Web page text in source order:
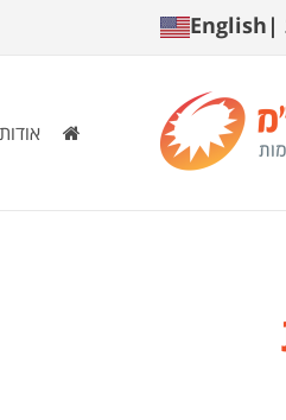
|
English
אודות